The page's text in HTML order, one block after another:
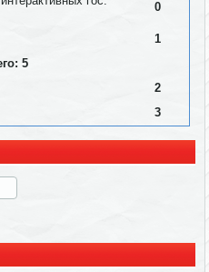
0
1
5
2
3